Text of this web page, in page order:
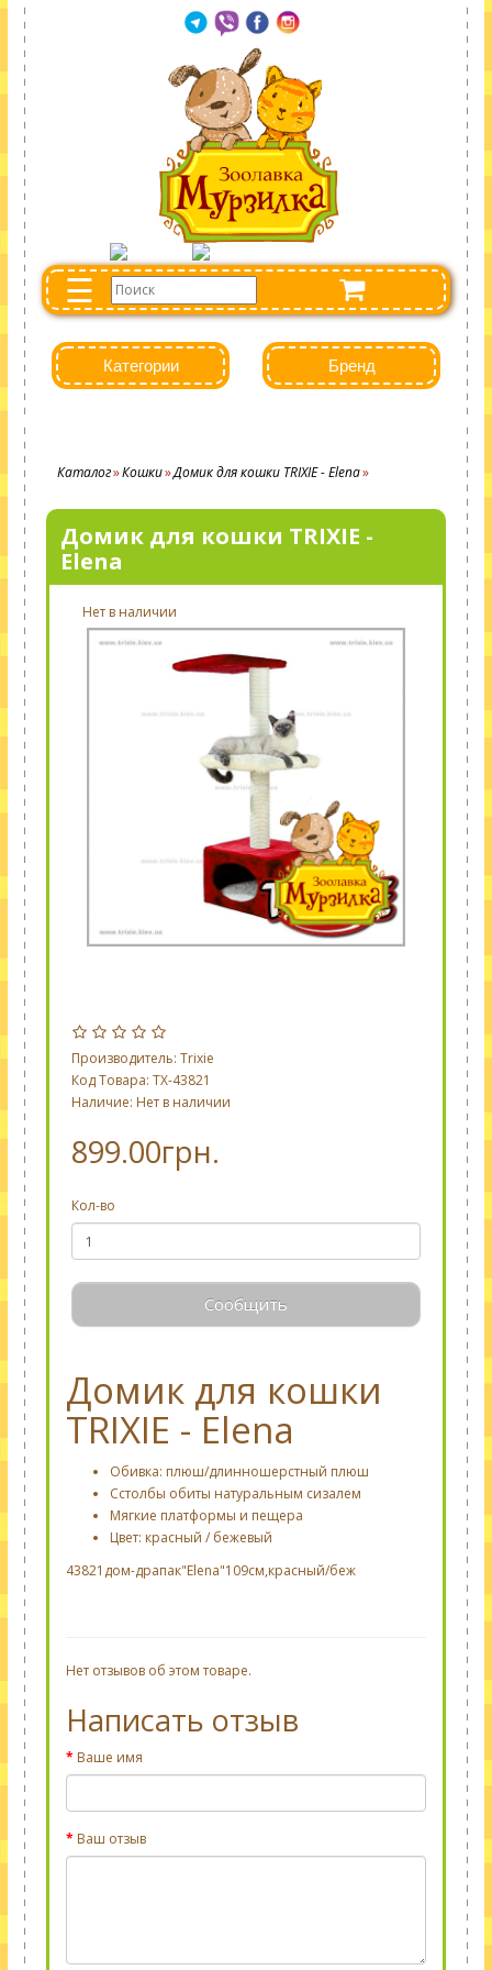
☰
Категории Бренд
Каталог Кошки Домик для кошки TRIXIE - Elena
Домик для кошки TRIXIE -
Elena
Нет в наличии
Производитель: Trixie
Код Товара: TX-43821
Наличие: Нет в наличии
899.00грн.
Кол-во
Сообщить
Домик для кошки
TRIXIE - Elena
Обивка: плюш/длинношерстный плюш
Сстолбы обиты натуральным сизалем
Мягкие платформы и пещера
Цвет: красный / бежевый
43821дом-драпак"Elena"109см,красный/беж
Нет отзывов об этом товаре.
Написать отзыв
Ваше имя
Ваш отзыв